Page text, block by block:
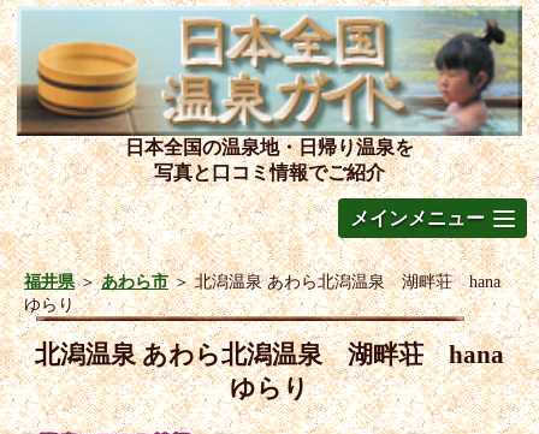
日本全国の温泉地・日帰り温泉を
写真と口コミ情報でご紹介
メインメニュー
福井県＞あわら市＞北潟温泉 あわら北潟温泉 湖畔荘 hana
ゆらり
北潟温泉 あわら北潟温泉 湖畔荘 hana
ゆらり